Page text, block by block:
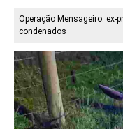
Operação Mensageiro: ex-
condenados